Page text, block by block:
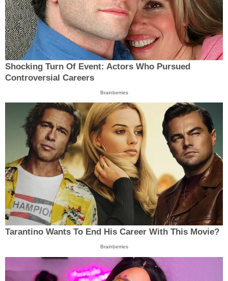
Shocking Turn Of Event: Actors Who Pursued
Controversial Careers
Brainberries
Tarantino Wants To End His Career With This Movie?
Brainberries